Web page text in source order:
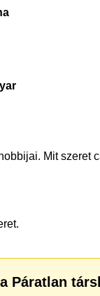
Mit szeret
Páratlan